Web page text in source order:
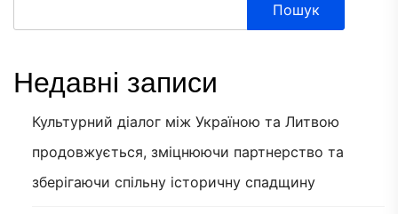
Пошук
Недавні записи
Культурний діалог між Україною та Литвою
продовжується, зміцнюючи партнерство та
зберігаючи спільну історичну спадщину